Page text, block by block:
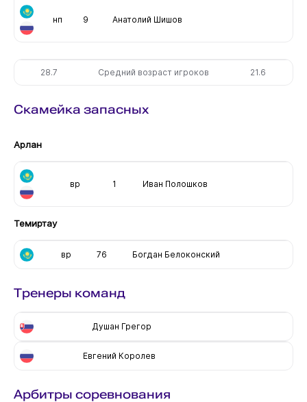
нп 9 Анатолий Шишов
28.7 Средний возраст игроков 21.6
Скамейка запасных
Арлан
вр 1 Иван Полошков
Темиртау
вр 76 Богдан Белоконский
Тренеры команд
Душан Грегор
Евгений Королев
Арбитры соревнования